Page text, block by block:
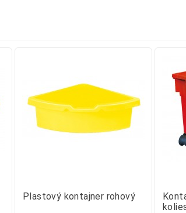
Plastový kontajner rohový